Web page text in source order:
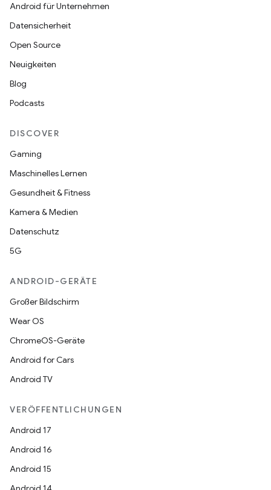
Android für Unternehmen
Datensicherheit
Open Source
Neuigkeiten
Blog
Podcasts
DISCOVER
Gaming
Maschinelles Lernen
Gesundheit & Fitness
Kamera & Medien
Datenschutz
5G
ANDROID-GERÄTE
Großer Bildschirm
Wear OS
ChromeOS-Geräte
Android for Cars
Android TV
VERÖFFENTLICHUNGEN
Android 17
Android 16
Android 15